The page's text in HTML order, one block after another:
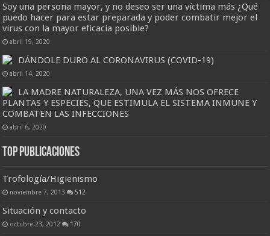
Soy una persona mayor, y no deseo ser una víctima más ¿Qué
puedo hacer para estar preparada y poder combatir mejor el
virus con la mayor eficacia posible?
abril 19, 2020
DÁNDOLE DURO AL CORONAVIRUS (COVID-19)
abril 14, 2020
LA MADRE NATURALEZA, UNA VEZ MÁS NOS OFRECE
PLANTAS Y ESPECIES, QUE ESTIMULA EL SISTEMA INMUNE Y
COMBATEN LAS INFECCIONES
abril 6, 2020
Top Publicaciones
Trofología/Higienismo
noviembre 7, 2013 512
Situación y contacto
octubre 23, 2012 170